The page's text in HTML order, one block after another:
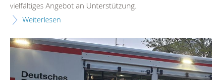
vielfältiges Angebot an Unterstützung.
Weiterlesen